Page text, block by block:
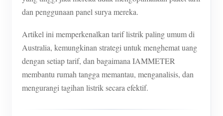
dan penggunaan panel surya mereka.
Artikel ini memperkenalkan tarif listrik paling umum di
Australia, kemungkinan strategi untuk menghemat uang
dengan setiap tarif, dan bagaimana IAMMETER
membantu rumah tangga memantau, menganalisis, dan
mengurangi tagihan listrik secara efektif.